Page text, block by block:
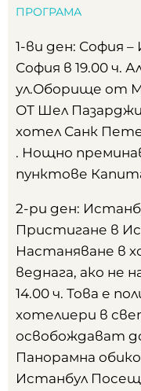
ПРОГРАМА
1-ви ден: София
София в 19.00 ч.
ул.Оборище от
ОТ Шел
хотел Санк
. Нощно
пунктове
2-ри ден:
Пристигане в
Настаняване в
веднага, ако не
14.00 ч. Това е
хотелиери в
освобождават до
Панорамна
Истанбул